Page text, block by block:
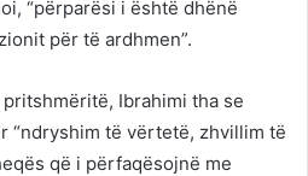
“përparësi i është dhënë
për të ardhmen”.
Ibrahimi tha se
“ndryshim të vërtetë, zhvillim të
që i përfaqësojnë me